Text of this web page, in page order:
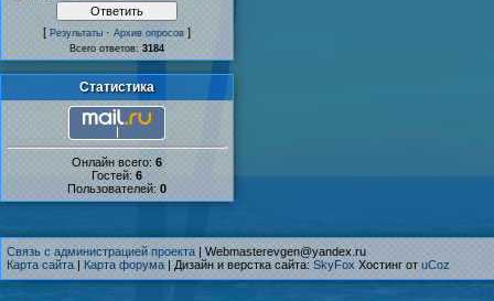
[ Результаты · Архив опросов ]
Всего ответов: 3184
Статистика
Онлайн всего: 6
Гостей: 6
Пользователей: 0
Связь с администрацией проекта | Webmasterevgen@yandex.ru
Карта сайта | Карта форума | Дизайн и верстка сайта: SkyFox Хостинг от uCoz